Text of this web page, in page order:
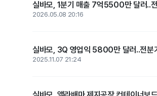
실바모, 1분기 매출 7억5500만 달러..
2026.05.08 20:16
실바모, 3Q 영업익 5800만 달러..전
2025.11.07 21:24